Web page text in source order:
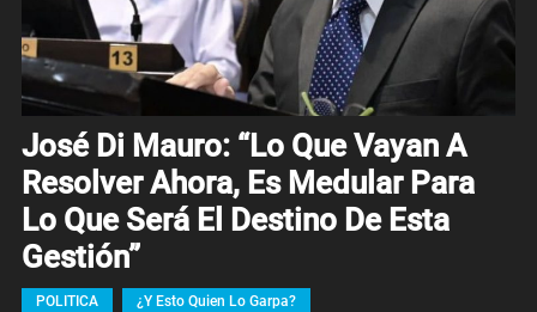
José Di Mauro: “Lo Que Vayan A
Resolver Ahora, Es Medular Para
Lo Que Será El Destino De Esta
Gestión”
POLITICA ¿Y Esto Quien Lo Garpa?